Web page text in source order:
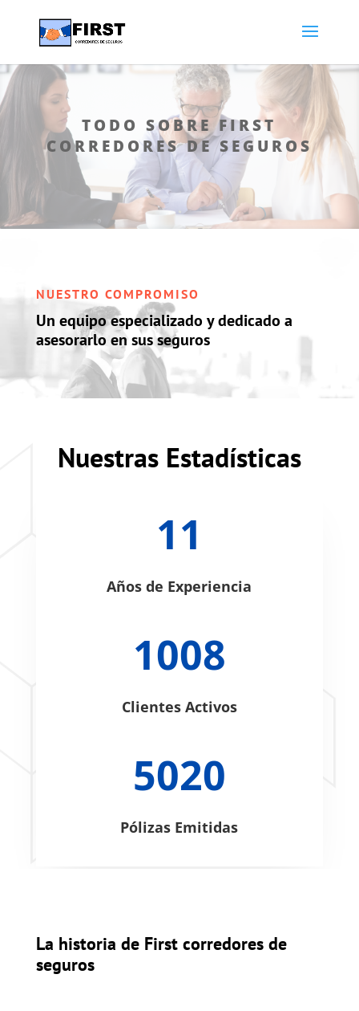
TODO SOBRE FIRST
CORREDORES DE SEGUROS
NUESTRO COMPROMISO
Un equipo especializado y dedicado a
asesorarlo en sus seguros
Nuestras Estadísticas
11
Años de Experiencia
1008
Clientes Activos
5020
Pólizas Emitidas
La historia de First corredores de
seguros